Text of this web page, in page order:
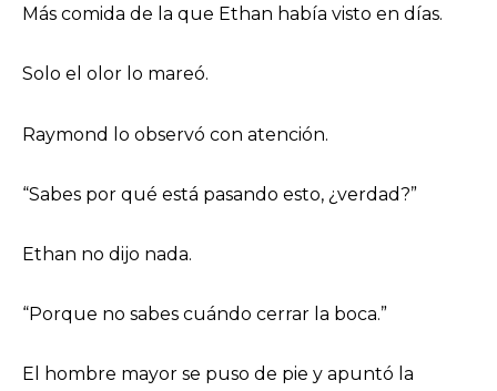
Más comida de la que Ethan había visto en días.
Solo el olor lo mareó.
Raymond lo observó con atención.
“Sabes por qué está pasando esto, ¿verdad?”
Ethan no dijo nada.
“Porque no sabes cuándo cerrar la boca.”
El hombre mayor se puso de pie y apuntó la